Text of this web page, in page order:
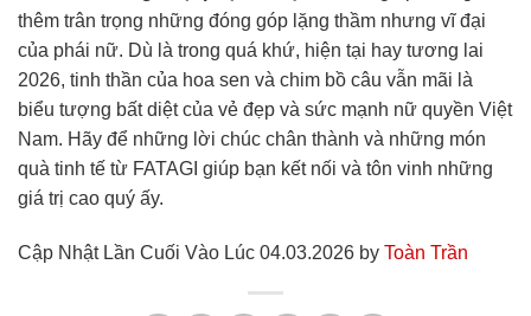
thêm trân trọng những đóng góp lặng thầm nhưng vĩ đại
của phái nữ. Dù là trong quá khứ, hiện tại hay tương lai
2026, tinh thần của hoa sen và chim bồ câu vẫn mãi là
biểu tượng bất diệt của vẻ đẹp và sức mạnh nữ quyền Việt
Nam. Hãy để những lời chúc chân thành và những món
quà tinh tế từ FATAGI giúp bạn kết nối và tôn vinh những
giá trị cao quý ấy.
Cập Nhật Lần Cuối Vào Lúc 04.03.2026 by Toàn Trần